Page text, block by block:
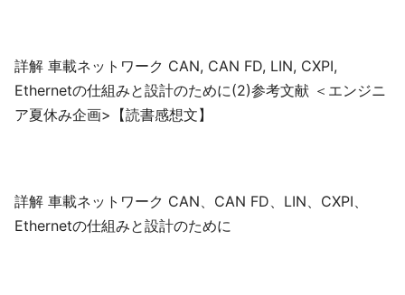
詳解 車載ネットワーク CAN, CAN FD, LIN, CXPI,
Ethernetの仕組みと設計のために(2)参考文献 ＜エンジニ
ア夏休み企画>【読書感想文】
詳解 車載ネットワーク CAN、CAN FD、LIN、CXPI、
Ethernetの仕組みと設計のために